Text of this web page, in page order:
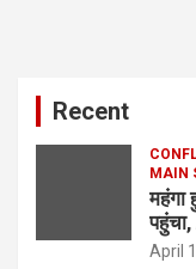
Recent
MAIN
महंगा
April